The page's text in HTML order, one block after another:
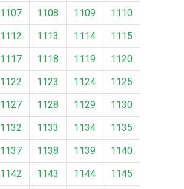
1107 1108 1109
1110
1112 1113 1114
1115
1117 1118 1119
1120
1122 1123 1124
1125
1127 1128 1129
1130
1132 1133 1134
1135
1137 1138 1139
1140
1142 1143 1144 1145